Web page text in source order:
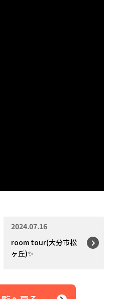
2024.07.16
room tour(大分市松
ヶ丘)✨